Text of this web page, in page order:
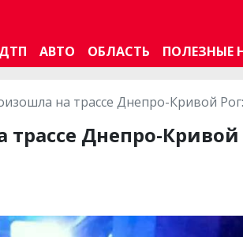
ДТП АВТО ОБЛАСТЬ ПОЛЕЗНЫЕ
на трассе Днепро-Кривой
Днепро-Кривой